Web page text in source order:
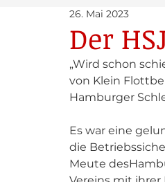
Lehrgänge Sport in
Der
26. Mai 2023
„Wird schon
von Klein
Hamburger
Es war eine
die
Meute